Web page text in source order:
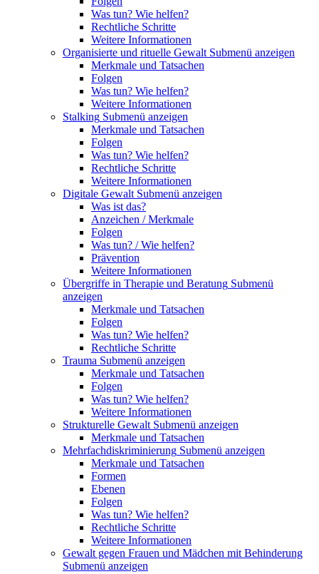
Was tun? Wie helfen?
Rechtliche Schritte
Weitere Informationen
Organisierte und rituelle Gewalt Submenü anzeigen
Merkmale und Tatsachen
Folgen
Was tun? Wie helfen?
Weitere Informationen
Stalking Submenü anzeigen
Merkmale und Tatsachen
Folgen
Was tun? Wie helfen?
Rechtliche Schritte
Weitere Informationen
Digitale Gewalt Submenü anzeigen
Was ist das?
Anzeichen / Merkmale
Folgen
Was tun? / Wie helfen?
Prävention
Weitere Informationen
Übergriffe in Therapie und Beratung Submenü
anzeigen
Merkmale und Tatsachen
Folgen
Was tun? Wie helfen?
Rechtliche Schritte
Trauma Submenü anzeigen
Merkmale und Tatsachen
Folgen
Was tun? Wie helfen?
Weitere Informationen
Strukturelle Gewalt Submenü anzeigen
Merkmale und Tatsachen
Mehrfachdiskriminierung Submenü anzeigen
Merkmale und Tatsachen
Formen
Ebenen
Folgen
Was tun? Wie helfen?
Rechtliche Schritte
Weitere Informationen
Gewalt gegen Frauen und Mädchen mit Behinderung
Submenü anzeigen